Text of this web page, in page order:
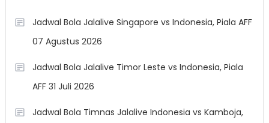
Jadwal Bola Jalalive Singapore vs Indonesia, Piala AFF
07 Agustus 2026
Jadwal Bola Jalalive Timor Leste vs Indonesia, Piala
AFF 31 Juli 2026
Jadwal Bola Timnas Jalalive Indonesia vs Kamboja,